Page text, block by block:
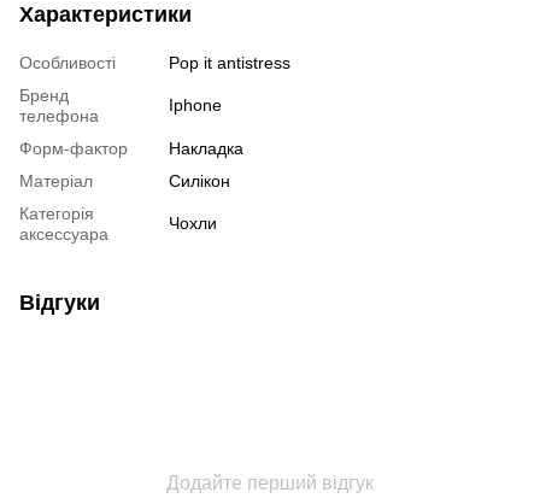
Характеристики
Особливості
Pop it antistress
Бренд
телефона
Iphone
Форм-фактор
Накладка
Матеріал
Силікон
Категорія
аксессуара
Чохли
Відгуки
Додайте перший відгук